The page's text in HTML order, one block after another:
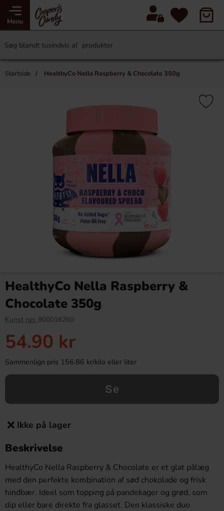
Menu
Startside HealthyCo Nella Raspberry & Chocolate 350g
HealthyCo Nella Raspberry &
Chocolate 350g
Kunst nej: 800016260
54.90 kr
Sammenlign pris 156.86 kr/kilo eller liter
Se
Ikke på lager
Beskrivelse
HealthyCo Nella Raspberry & Chocolate er et glat pålæg
med den perfekte kombination af sød chokolade og frisk
hindbær. Ideel som topping på pandekager og grød, som
dip eller bare direkte fra glasset. Den klassiske duo